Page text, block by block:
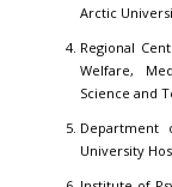
Arctic
Regional
Welfare,
Science and
Department
University